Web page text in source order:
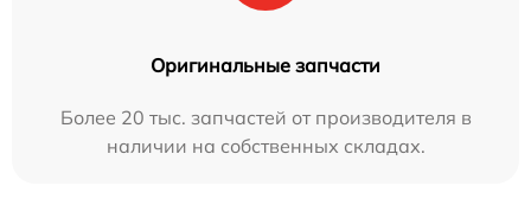
Оригинальные запчасти
Более 20 тыс. запчастей от производителя в
наличии на собственных складах.